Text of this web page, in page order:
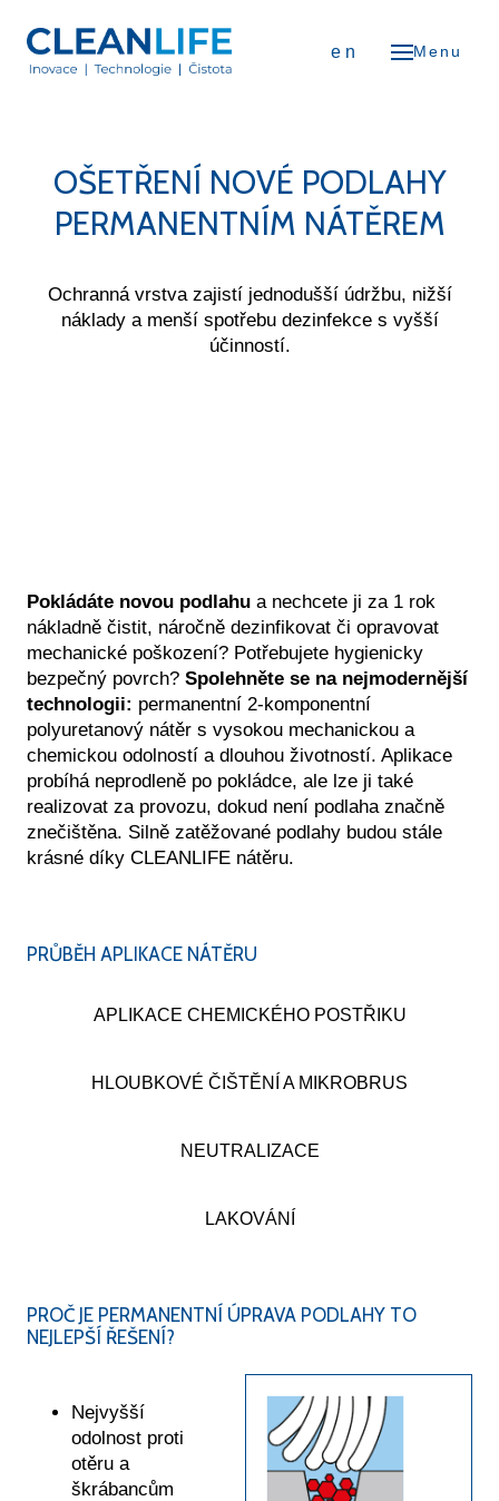
Menu
cs
en
Čističky vzduchu
Osvěžovače vzduchu
Biofilní (mechový) design
Péče o podlahy
Teambuilding
CLEANLIFE tour
Návrhy sesteren
Servisní a garanční prohlídky
OŠETŘENÍ NOVÉ PODLAHY
PERMANENTNÍM NÁTĚREM
Ochranná vrstva zajistí jednodušší údržbu, nižší
náklady a menší spotřebu dezinfekce s vyšší
účinností.
Pokládáte novou podlahu a nechcete ji za 1 rok
nákladně čistit, náročně dezinfikovat či opravovat
mechanické poškození? Potřebujete hygienicky
bezpečný povrch? Spolehněte se na nejmodernější
technologii: permanentní 2-komponentní
polyuretanový nátěr s vysokou mechanickou a
chemickou odolností a dlouhou životností. Aplikace
probíhá neprodleně po pokládce, ale lze ji také
realizovat za provozu, dokud není podlaha značně
znečištěna. Silně zatěžované podlahy budou stále
krásné díky CLEANLIFE nátěru.
PRŮBĚH APLIKACE NÁTĚRU
APLIKACE CHEMICKÉHO POSTŘIKU
HLOUBKOVÉ ČIŠTĚNÍ A MIKROBRUS
NEUTRALIZACE
LAKOVÁNÍ
PROČ JE PERMANENTNÍ ÚPRAVA PODLAHY TO
NEJLEPŠÍ ŘEŠENÍ?
Nejvyšší
odolnost proti
otěru a
škrábancům